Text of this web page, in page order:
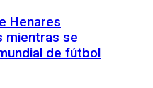
Henares
mientras se
de fútbol